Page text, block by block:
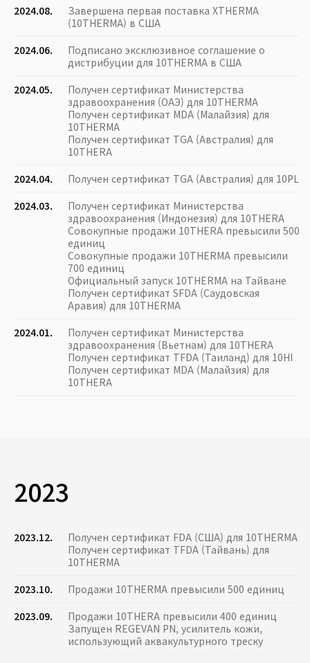
2024.08.
Завершена первая поставка XTHERMA
(10THERMA) в США
2024.06.
Подписано эксклюзивное соглашение о
дистрибуции для 10THERMA в США
2024.05.
Получен сертификат Министерства
здравоохранения (ОАЭ) для 10THERMA
Получен сертификат MDA (Малайзия) для
10THERMA
Получен сертификат TGA (Австралия) для
10THERA
2024.04.
Получен сертификат TGA (Австралия) для 10PL
2024.03.
Получен сертификат Министерства
здравоохранения (Индонезия) для 10THERA
Совокупные продажи 10THERA превысили 500
единиц
Совокупные продажи 10THERMA превысили
700 единиц
Официальный запуск 10THERMA на Тайване
Получен сертификат SFDA (Саудовская
Аравия) для 10THERMA
2024.01.
Получен сертификат Министерства
здравоохранения (Вьетнам) для 10THERA
Получен сертификат TFDA (Таиланд) для 10HI
Получен сертификат MDA (Малайзия) для
10THERA
2023
2023.12.
Получен сертификат FDA (США) для 10THERMA
Получен сертификат TFDA (Тайвань) для
10THERMA
2023.10.
Продажи 10THERMA превысили 500 единиц
2023.09.
Продажи 10THERA превысили 400 единиц
Запущен REGEVAN PN, усилитель кожи,
использующий аквакультурного треску